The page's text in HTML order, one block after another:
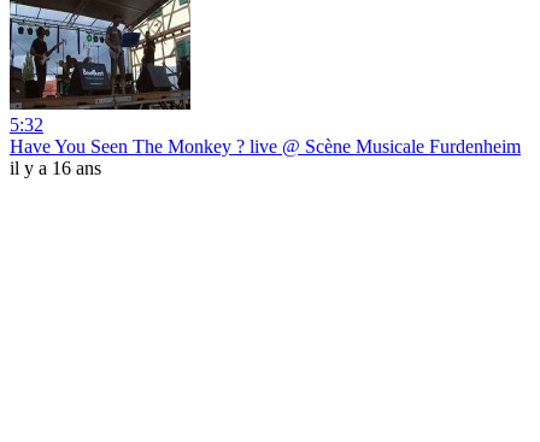
5:32
Have You Seen The Monkey ? live @ Scène Musicale Furdenheim
il y a 16 ans